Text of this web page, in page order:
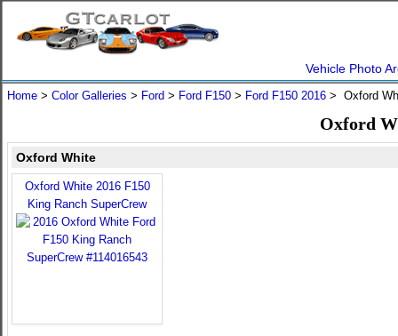
Vehicle Photo
Home > Color Galleries > Ford > Ford F150 > Ford F150 2016 > Oxford
Oxford
Oxford White
Oxford White 2016 F150
King Ranch SuperCrew